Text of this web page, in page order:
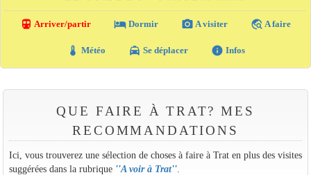
directions_transit Arriver/partir local_hotel Dormir photo_camera A visiter travel_explore A faire
thermostat Météo local_taxi Se déplacer info Infos
QUE FAIRE À TRAT? MES
RECOMMANDATIONS
Ici, vous trouverez une sélection de choses à faire à Trat en plus des visites
suggérées dans la rubrique ''A voir à Trat''.